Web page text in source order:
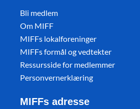
Bli medlem
Om MIFF
MIFFs lokalforeninger
MIFFs formål og vedtekter
Ressursside for medlemmer
Personvernerklæring
MIFFs adresse